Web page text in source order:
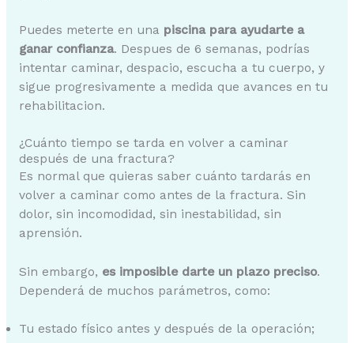
Puedes meterte en una piscina para ayudarte a
ganar confianza. Despues de 6 semanas, podrías
intentar caminar, despacio, escucha a tu cuerpo, y
sigue progresivamente a medida que avances en tu
rehabilitacion.
¿Cuánto tiempo se tarda en volver a caminar
después de una fractura?
Es normal que quieras saber cuánto tardarás en
volver a caminar como antes de la fractura. Sin
dolor, sin incomodidad, sin inestabilidad, sin
aprensión.
Sin embargo, es imposible darte un plazo preciso.
Dependerá de muchos parámetros, como:
Tu estado físico antes y después de la operación;